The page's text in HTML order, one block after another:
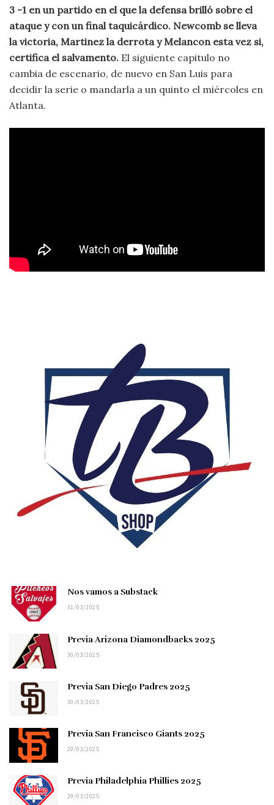
3 -1 en un partido en el que la defensa brilló sobre el
ataque y con un final taquicárdico. Newcomb se lleva
la victoria, Martinez la derrota y Melancon esta vez si,
certifica el salvamento. El siguiente capitulo no
cambia de escenario, de nuevo en San Luis para
decidir la serie o mandarla a un quinto el miércoles en
Atlanta.
Nos vamos a Substack
31/03/2025
Previa Arizona Diamondbacks 2025
30/03/2025
Previa San Diego Padres 2025
30/03/2025
Previa San Francisco Giants 2025
29/03/2025
Previa Philadelphia Phillies 2025
29/03/2025